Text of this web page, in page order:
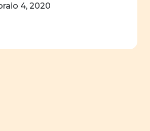
orientamento
4, 2020